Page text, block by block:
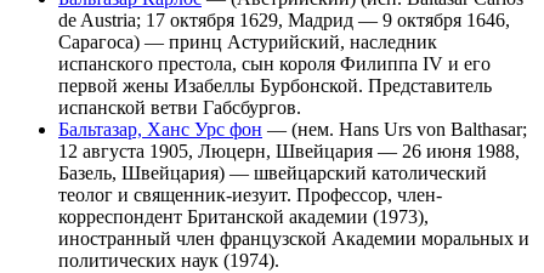
de Austria; 17 октября 1629, Мадрид — 9 октября 1646,
Сарагоса) — принц Астурийский, наследник
испанского престола, сын короля Филиппа IV и его
первой жены Изабеллы Бурбонской. Представитель
испанской ветви Габсбургов.
Бальтазар, Ханс Урс фон — (нем. Hans Urs von Balthasar;
12 августа 1905, Люцерн, Швейцария — 26 июня 1988,
Базель, Швейцария) — швейцарский католический
теолог и священник-иезуит. Профессор, член-
корреспондент Британской академии (1973),
иностранный член французской Академии моральных и
политических наук (1974).